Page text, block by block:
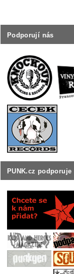
Podporují nás
PUNK.cz podporuje